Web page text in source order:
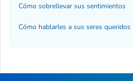
Cómo sobrellevar sus sentimientos
Cómo hablarles a sus seres queridos